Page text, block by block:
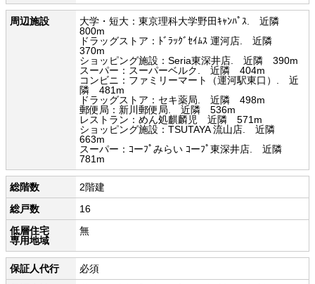
周辺施設
大学・短大：東京理科大学野田ｷｬﾝﾊﾟｽ. 近隣
800m
ドラッグストア：ﾄﾞﾗｯｸﾞｾｲﾑｽ 運河店. 近隣
370m
ショッピング施設：Seria東深井店. 近隣 390m
スーパー：スーパーベルク. 近隣 404m
コンビニ：ファミリーマート（運河駅東口）. 近
隣 481m
ドラッグストア：セキ薬局. 近隣 498m
郵便局：新川郵便局. 近隣 536m
レストラン：めん処麒麟児 近隣 571m
ショッピング施設：TSUTAYA 流山店. 近隣
663m
スーパー：ｺーﾌﾟみらい ｺーﾌﾟ東深井店. 近隣
781m
総階数
2階建
総戸数
16
低層住宅
専用地域
無
保証人代行
必須